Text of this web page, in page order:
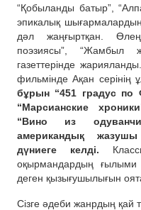
“Қобыланды батыр”,
эпикалық
дәл жаңғыртқан.
поэзиясы”, “Жамбыл
газеттерінде
фильмінде Ақан серінің
бұрын “451 градус по
“Марсианские
“Вино из
американдық
дүниеге келді.
оқырмандардың
деген қызығушылығын
Сізге әдеби жанрдың қай